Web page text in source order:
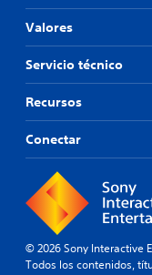
Valores
Servicio técnico
Recursos
Conectar
© 2026 Sony Interactive
Todos los contenidos,